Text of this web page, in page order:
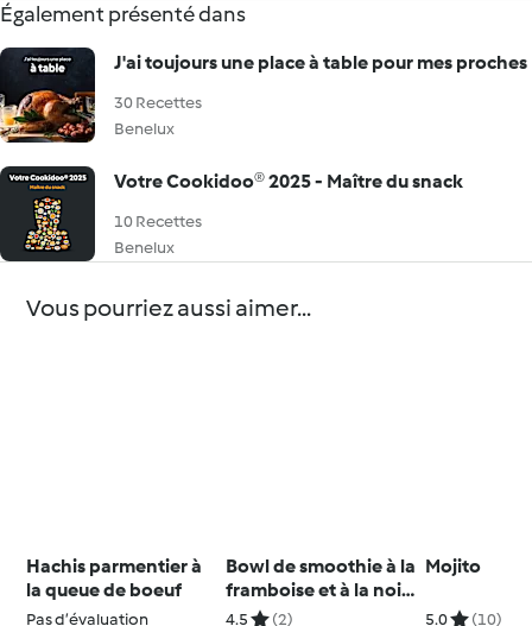
Également présenté dans
J'ai toujours une place à table pour mes proches
30 Recettes
Benelux
Votre Cookidoo® 2025 - Maître du snack
10 Recettes
Benelux
Vous pourriez aussi aimer...
Hachis parmentier à
la queue de boeuf
Pas d’évaluation
Bowl de smoothie à la
framboise et à la noix
de coco
4.5 (2)
Mojito
5.0 (10)